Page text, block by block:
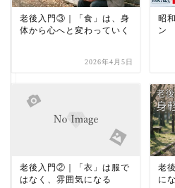
老後入門③｜「食」は、身
体から心へと変わっていく
2026年4月5日
昭
ン
老後入門②｜「衣」は服で
はなく、雰囲気になる
老
に